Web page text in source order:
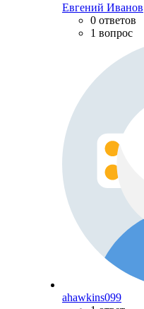
Евгений Иванов
0 ответов
1 вопрос
ahawkins099